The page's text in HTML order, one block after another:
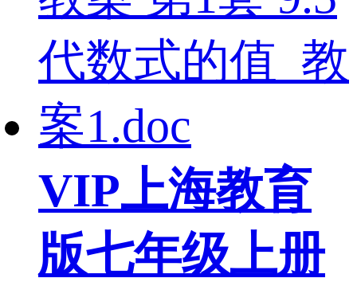
VIP上海教育
版七年级上册